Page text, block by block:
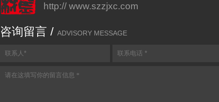
http:// www.szzjxc.com
咨询留言 / ADVISORY MESSAGE